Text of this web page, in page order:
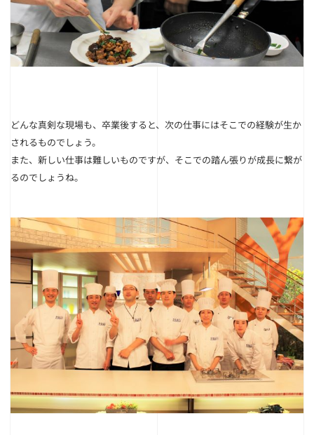
どんな真剣な現場も、卒業後すると、次の仕事にはそこでの経験が生か
されるものでしょう。
また、新しい仕事は難しいものですが、そこでの踏ん張りが成長に繋が
るのでしょうね。